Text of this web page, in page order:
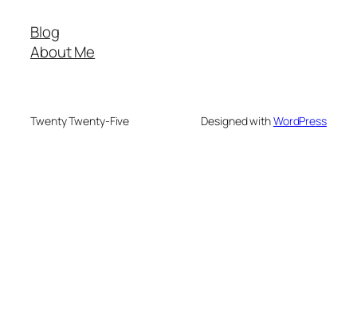
Blog
About Me
Twenty Twenty-Five Designed withWordPress